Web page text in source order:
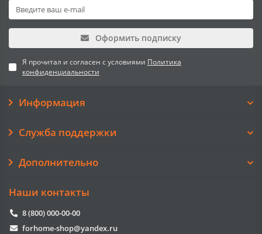
Оформить подписку
Я прочитал и согласен с условиями Политика
конфиденциальности
Информация
Служба поддержки
Дополнительно
Наши контакты
8 (800) 000-00-00
forhome-shop@yandex.ru